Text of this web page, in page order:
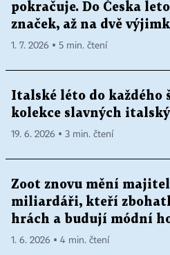
pokračuje. Do Česka
značek, až na dvě
1. 7. 2026 ▪ 5 min. čtení
Italské léto do každého
kolekce slavných
19. 6. 2026 ▪ 3 min. čtení
Zoot znovu mění
miliardáři, kteří
hrách a budují módní
1. 6. 2026 ▪ 4 min. čtení